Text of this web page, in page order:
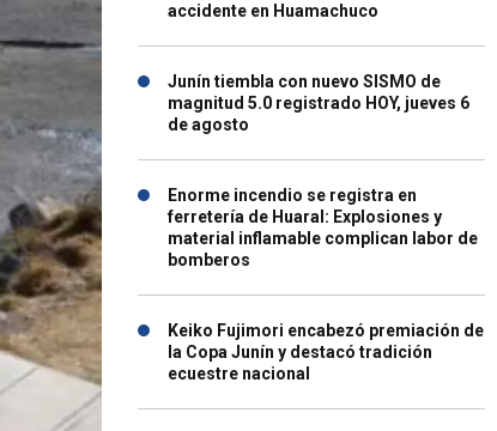
accidente en Huamachuco
Junín tiembla con nuevo SISMO de
magnitud 5.0 registrado HOY, jueves 6
de agosto
Enorme incendio se registra en
ferretería de Huaral: Explosiones y
material inflamable complican labor de
bomberos
Keiko Fujimori encabezó premiación de
la Copa Junín y destacó tradición
ecuestre nacional